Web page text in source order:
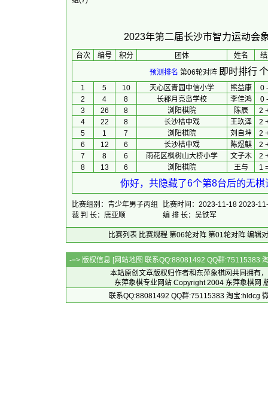
2023年第二届长沙市智力运动会
台次 编号 积分 团体 姓名
预测排名 第06轮对阵 即时排行
1 5 10 天心区青园中信小学 熊益康
0
2
4 8 长郡月亮岛学校 李佳鸿
0
3
26 8 浏阳棋院 陈辰
2
4
22 8 长沙桔中戏 王玖泽
2
5
1 7 浏阳棋院 刘自坤
2
6
12 6 长沙桔中戏 陈煜麒
2
7
8 6 雨花区枫树山大桥小学 文子木
2
8
13 6 浏阳棋院 王与 1
你好，共隐藏了6个第8台后的无
比赛组别：青少年男子丙组
比赛时间：2023-11-18 2023-
裁 判 长：唐亚顺
编 排 长：吴铁军
比赛列表 比赛规程 第06轮对阵 第01轮对阵 编辑
-=> 版权信息 [网站地图 联系QQ:88081492 QQ群:75115383
本站原创文章版权归作者和 东萍象棋网共同拥有
东萍象棋专业网站 Copyright 2004 东萍象棋网
联系QQ:88081492 QQ群:75115383 淘宝:hldcg